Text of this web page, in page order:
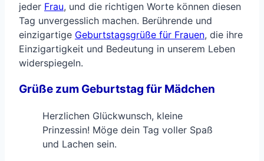
jeder Frau, und die richtigen Worte können diesen
Tag unvergesslich machen. Berührende und
einzigartige Geburtstagsgrüße für Frauen, die ihre
Einzigartigkeit und Bedeutung in unserem Leben
widerspiegeln.
Grüße zum Geburtstag für Mädchen
Herzlichen Glückwunsch, kleine
Prinzessin! Möge dein Tag voller Spaß
und Lachen sein.